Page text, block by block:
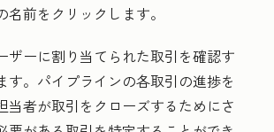
名前をクリックします。
ザーに割り当てられた取引を確認す
す。パイプラインの各取引の進捗を
当者が取引をクローズするためにさ